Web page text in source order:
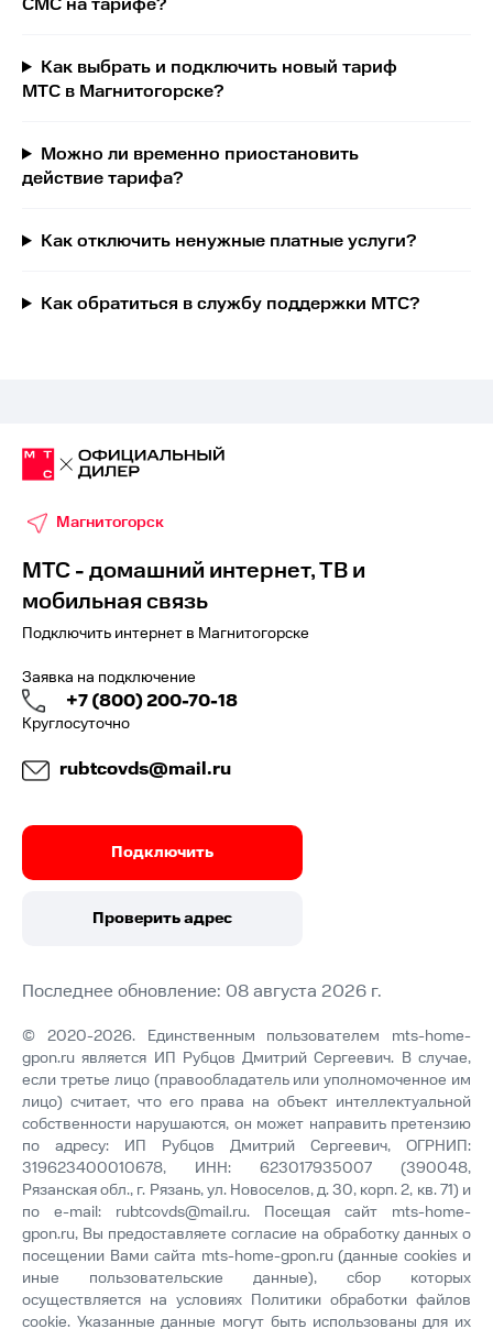
Как выбрать и подключить новый тариф
МТС в Магнитогорске?
Можно ли временно приостановить
действие тарифа?
Как отключить ненужные платные услуги?
Как обратиться в службу поддержки МТС?
Магнитогорск
МТС - домашний интернет, ТВ и
мобильная связь
Подключить интернет в Магнитогорске
Заявка на подключение
+7 (800) 200-70-18
Круглосуточно
rubtcovds@mail.ru
Подключить
Проверить адрес
Последнее обновление: 08 августа 2026 г.
© 2020-2026. Единственным пользователем mts-home-
gpon.ru является ИП Рубцов Дмитрий Сергеевич. В случае,
если третье лицо (правообладатель или уполномоченное им
лицо) считает, что его права на объект интеллектуальной
собственности нарушаются, он может направить претензию
по адресу: ИП Рубцов Дмитрий Сергеевич, ОГРНИП:
319623400010678, ИНН: 623017935007 (390048,
Рязанская обл., г. Рязань, ул. Новоселов, д. 30, корп. 2, кв. 71) и
по e-mail: rubtcovds@mail.ru. Посещая сайт mts-home-
gpon.ru, Вы предоставляете согласие на обработку данных о
посещении Вами сайта mts-home-gpon.ru (данные cookies и
иные пользовательские данные), сбор которых
осуществляется на условиях Политики обработки файлов
cookie. Указанные данные могут быть использованы для их